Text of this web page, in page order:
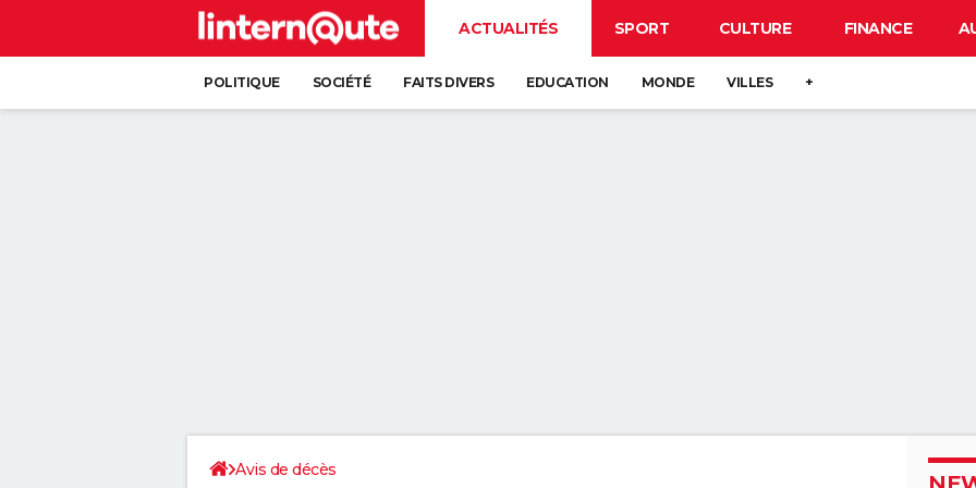
ACTUALITÉS SPORT CULTURE FINANCE
POLITIQUE SOCIÉTÉ FAITS DIVERS EDUCATION MONDE VILLES +
Avis de décès